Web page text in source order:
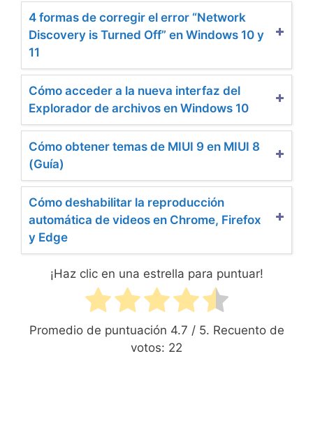
4 formas de corregir el error “Network
Discovery is Turned Off” en Windows 10 y
11
Cómo acceder a la nueva interfaz del
Explorador de archivos en Windows 10
Cómo obtener temas de MIUI 9 en MIUI 8
(Guía)
Cómo deshabilitar la reproducción
automática de videos en Chrome, Firefox
y Edge
¡Haz clic en una estrella para puntuar!
Promedio de puntuación 4.7 / 5. Recuento de
votos: 22